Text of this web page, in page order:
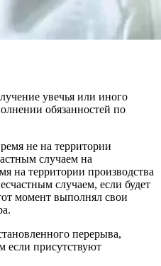
увечья или иного
обязанностей по
не на территории
случаем на
на территории производства
случаем, если будет
момент выполнял свои
перерыва,
если присутствуют